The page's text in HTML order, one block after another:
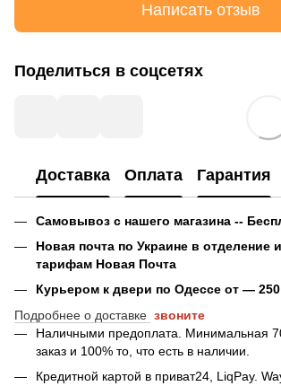
Написать отзыв
Поделиться в соцсетях
Доставка Оплата Гарантия
Самовывоз с нашего магазина --
Новая почта по Украине в отделение
тарифам Новая Почта
Курьером к двери по Одессе от — 250
Подробнее о доставке звоните
Наличными предоплата. Минимальная
заказ и 100% то, что есть в наличии.
Кредитной картой в приват24, LiqPay.